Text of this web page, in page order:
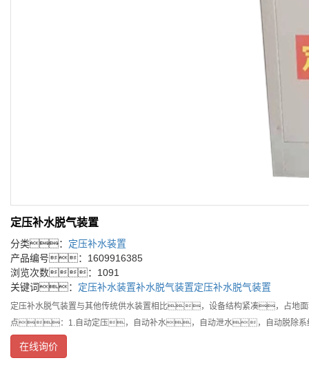
定压补水脱气装置
分类： 定压补水装置
产品编号：1609916385
浏览次数：1091
关键词： 定压补水装置补水脱气装置定压补水脱气装置
定压补水脱气装置与其他传统供水装置相比，设备结构紧凑，
点：1.自动定压，自动补水，自动泄水，自动脱除
在线询价